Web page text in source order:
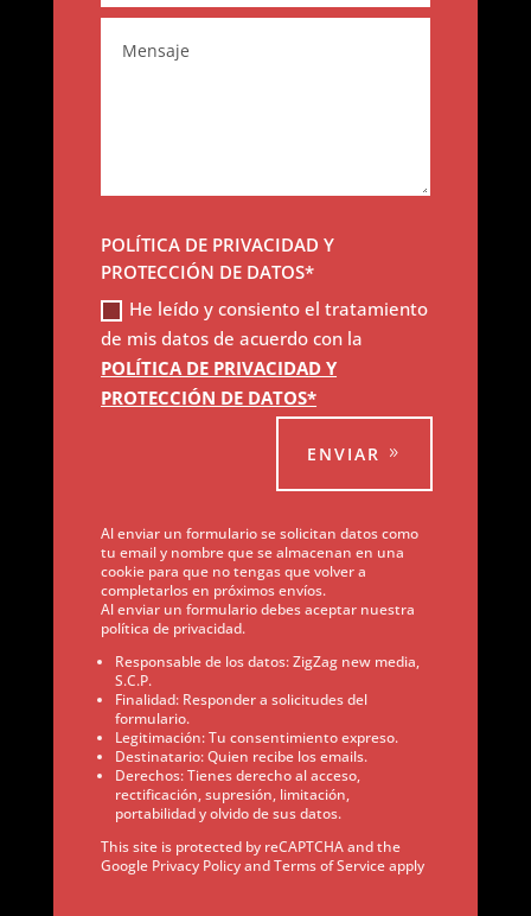
POLÍTICA DE PRIVACIDAD Y
PROTECCIÓN DE DATOS*
He leído y consiento el tratamiento
de mis datos de acuerdo con la
POLÍTICA DE PRIVACIDAD Y
PROTECCIÓN DE DATOS*
ENVIAR
Al enviar un formulario se solicitan datos como
tu email y nombre que se almacenan en una
cookie para que no tengas que volver a
completarlos en próximos envíos.
Al enviar un formulario debes aceptar nuestra
política de privacidad.
Responsable de los datos: ZigZag new media,
S.C.P.
Finalidad: Responder a solicitudes del
formulario.
Legitimación: Tu consentimiento expreso.
Destinatario: Quien recibe los emails.
Derechos: Tienes derecho al acceso,
rectificación, supresión, limitación,
portabilidad y olvido de sus datos.
This site is protected by reCAPTCHA and the
Google Privacy Policy and Terms of Service apply